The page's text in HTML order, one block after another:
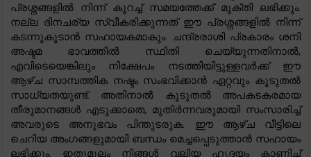
പ്രശ്നങ്ങളിൽ നിന്ന് കുറച്ച് സമയത്തേക്ക് മുക്തി ലഭിക്കും.
നല്ല ദിനചര്യ സ്വീകരിക്കുന്നത് ഈ പ്രശ്നങ്ങളിൽ നിന്ന്
കടന്നുകൂടാൻ സഹായകമാകും. ചന്ദ്രരാശി പ്രകാരം ശനി
അഷ്ടമ ഭാവത്തിൽ സ്ഥിതി ചെയ്യുന്നതിനാൽ,
എവിടെയെങ്കിലും നിക്ഷേപം നടത്തിയിട്ടുള്ളവർക്ക് ഈ
ആഴ്ച സാമ്പത്തിക നഷ്ടം സംഭവിക്കാൻ ഏറ്റവും കൂടുതൽ
സാധ്യതയുണ്ട്. അതിനാൽ കൂടുതൽ അപകടകരമായ
തീരുമാനങ്ങൾ എടുക്കാതെ, മുതിർന്നവരുമായി സംസാരിച്ച്
അവരുടെ അനുഭവം പിന്തുടരുക. ഈ ആഴ്ച വീട്ടിലെ
ചെറിയ അംഗങ്ങളുമായി ബന്ധം മെച്ചപ്പെടുത്താൻ സഹായം
ലഭിക്കും. ഇതുമൂലം നിങ്ങൾ വലിയ ഹൃദയം കാണിച്ച്